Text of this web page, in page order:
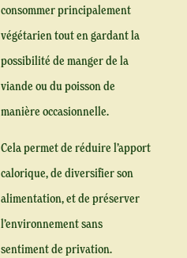
consommer principalement
végétarien tout en gardant la
possibilité de manger de la
viande ou du poisson de
manière occasionnelle.
Cela permet de réduire l’apport
calorique, de diversifier son
alimentation, et de préserver
l’environnement sans
sentiment de privation.